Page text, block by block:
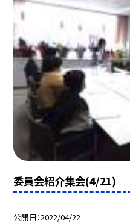
委員会紹介集会(4/21)
公開日 2022/04/22